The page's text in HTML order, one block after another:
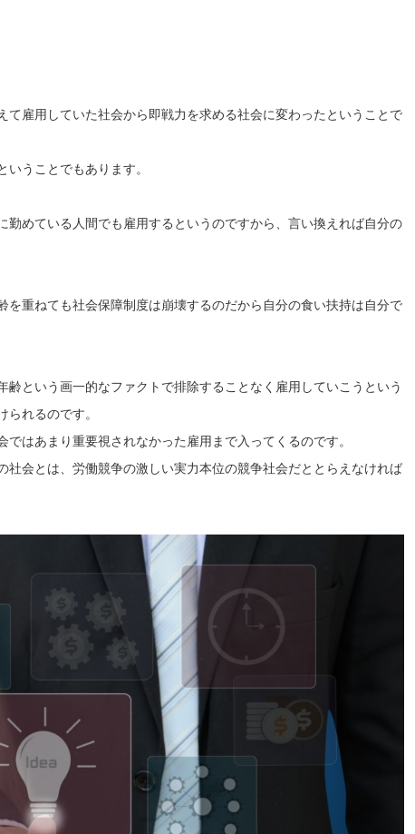
雇用していた社会から即戦力を求める社会に変わったということで
うことでもあります。
めている人間でも雇用するというのですから、言い換えれば自分の
重ねても社会保障制度は崩壊するのだから自分の食い扶持は自分で
という画一的なファクトで排除することなく雇用していこうという
れるのです。
はあまり重要視されなかった雇用まで入ってくるのです。
会とは、労働競争の激しい実力本位の競争社会だととらえなければ